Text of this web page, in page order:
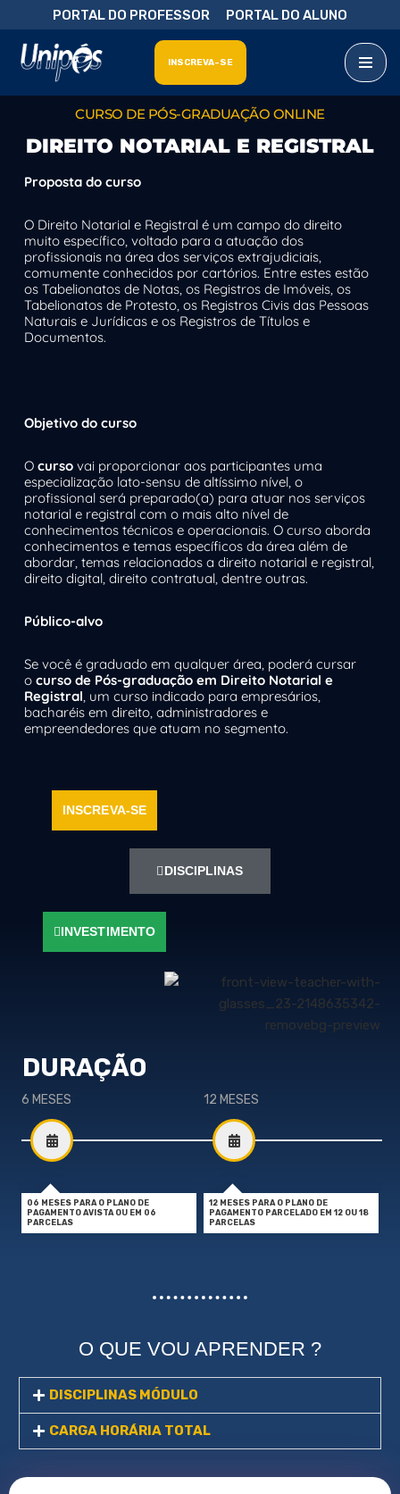
Pular
para
PORTAL DO PROFESSOR PORTAL DO ALUNO
INSCREVA-SE
CURSO DE PÓS-GRADUAÇÃO ONLINE
DIREITO NOTARIAL E REGISTRAL
Proposta do curso
O Direito Notarial e Registral é um campo do direito
muito específico, voltado para a atuação dos
profissionais na área dos serviços extrajudiciais,
comumente conhecidos por cartórios. Entre estes estão
os Tabelionatos de Notas, os Registros de Imóveis, os
Tabelionatos de Protesto, os Registros Civis das Pessoas
Naturais e Jurídicas e os Registros de Títulos e
Documentos.
Objetivo do curso
Ocursovai proporcionar aos participantes uma
especialização lato-sensu de altíssimo nível, o
profissional será preparado(a) para atuar nos serviços
notarial e registral com o mais alto nível de
conhecimentos técnicos e operacionais. O curso aborda
conhecimentos e temas específicos da área além de
abordar, temas relacionados a direito notarial e registral,
direito digital, direito contratual, dentre outras.
Público-alvo
Se você é graduado em qualquer área, poderá cursar
ocurso de Pós-graduação em Direito Notarial e
Registral, um curso indicado para empresários,
bacharéis em direito, administradores e
empreendedores que atuam no segmento.
INSCREVA-SE
DISCIPLINAS
INVESTIMENTO
DURAÇÃO
6 MESES
06 MESES PARA O PLANO DE
PAGAMENTO AVISTA OU EM 06
PARCELAS
12 MESES
12 MESES PARA O PLANO DE
PAGAMENTO PARCELADO EM 12 OU 18
PARCELAS
O QUE VOU APRENDER ?
DISCIPLINAS MÓDULO
CARGA HORÁRIA TOTAL